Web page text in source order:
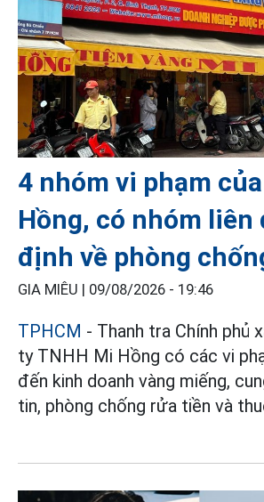
4 nhóm vi phạm
Hồng, có nhóm liên
định về phòng
GIA MIÊU | 09/08/2026 - 19:46
TPHCM - Thanh tra Chính phủ
ty TNHH Mi Hồng có các vi
đến kinh doanh vàng miếng,
tin, phòng chống rửa tiền và